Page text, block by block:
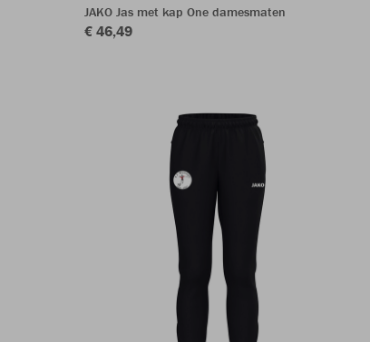
JAKO Jas met kap One damesmaten
€ 46,49